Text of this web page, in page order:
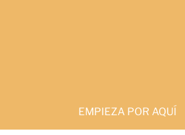
EMPIEZA POR AQUÍ